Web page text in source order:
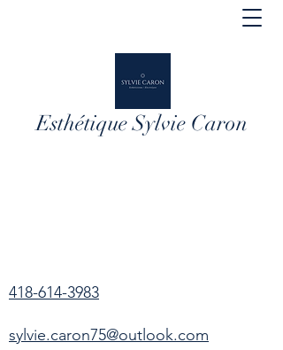
Esthétique Sylvie Caron
418-614-3983
sylvie.caron75@outlook.com